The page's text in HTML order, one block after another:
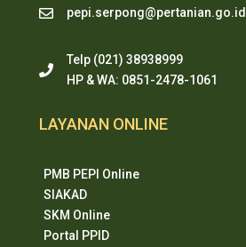
pepi.serpong@pertanian.go.id
Telp (021) 38938999
HP & WA: 0851-2478-1061
LAYANAN ONLINE
PMB PEPI Online
SIAKAD
SKM Online
Portal PPID